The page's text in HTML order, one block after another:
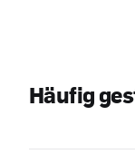
Häufigges